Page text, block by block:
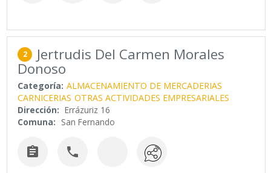
2 Jertrudis Del Carmen Morales
Donoso
Categoría: ALMACENAMIENTO DE MERCADERIAS
CARNICERIAS OTRAS ACTIVIDADES EMPRESARIALES
Dirección: Errázuriz 16
Comuna: San Fernando
 